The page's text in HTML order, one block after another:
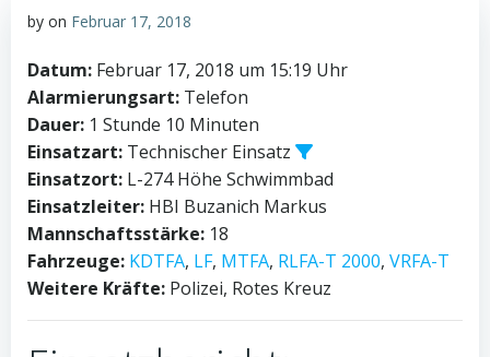
by on Februar 17, 2018
Datum: Februar 17, 2018 um 15:19 Uhr
Alarmierungsart: Telefon
Dauer: 1 Stunde 10 Minuten
Einsatzart: Technischer Einsatz
Einsatzort: L-274 Höhe Schwimmbad
Einsatzleiter: HBI Buzanich Markus
Mannschaftsstärke: 18
Fahrzeuge: KDTFA, LF, MTFA, RLFA-T 2000, VRFA-T
Weitere Kräfte: Polizei, Rotes Kreuz